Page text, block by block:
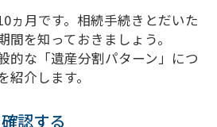
ヵ月です。相続手続きとだいた
間を知っておきましょう。
的な「遺産分割パターン」につ
介します。
認する